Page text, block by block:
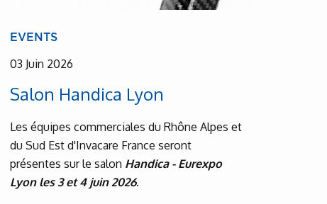
EVENTS
03 Juin 2026
Salon Handica Lyon
Les équipes commerciales du Rhône Alpes et
du Sud Est d'Invacare France seront
présentes sur le salon Handica - Eurexpo
Lyon les 3 et 4 juin 2026.